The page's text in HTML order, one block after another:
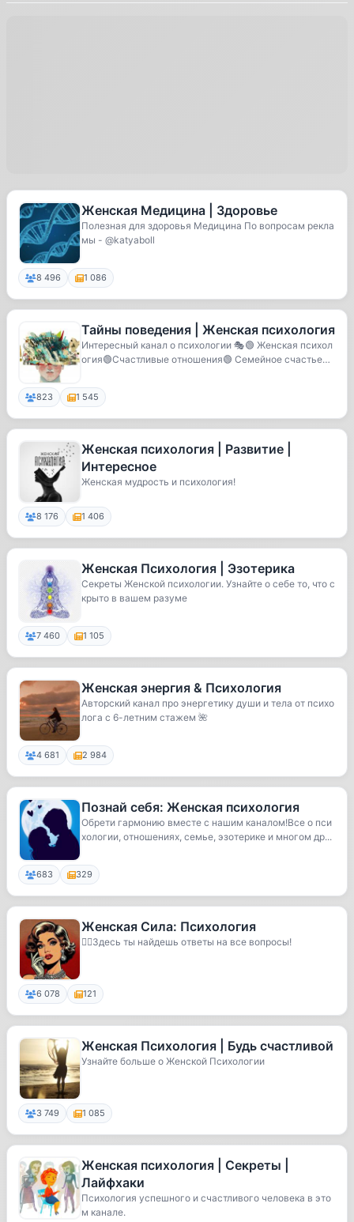
Женская Медицина | Здоровье
Полезная для здоровья Медицина По вопросам рекла
мы - @katyaboll
8 496 1 086
Тайны поведения | Женская психология
Интересный канал о психологии 🎭🟢 Женская психол
огия🟢Счастливые отношения🟢 Семейное счастье🟢
823 1 545
Женская психология | Развитие |
Интересное
Женская мудрость и психология!
8 176 1 406
Женская Психология | Эзотерика
Секреты Женской психологии. Узнайте о себе то, что с
крыто в вашем разуме
7 460 1 105
Женская энергия & Психология
Авторский канал про энергетику души и тела от психо
лога с 6-летним стажем 🌺
4 681 2 984
Познай себя: Женская психология
Обрети гармонию вместе с нашим каналом!Все о пси
хологии, отношениях, семье, эзотерике и многом др...
683 329
Женская Сила: Психология
💁‍♀️Здесь ты найдешь ответы на все вопросы!
6 078 121
Женская Психология | Будь счастливой
Узнайте больше о Женской Психологии
3 749 1 085
Женская психология | Секреты |
Лайфхаки
Психология успешного и счастливого человека в это
м канале.